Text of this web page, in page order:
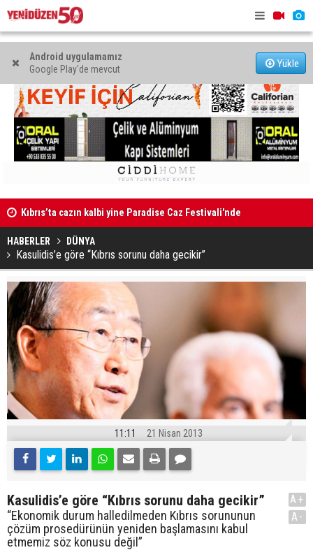
Android uygulamamız
Google Play'de mevcut
Yükle
Kıbrıs’ta cazın kalbi yine Paradise Caz Festivali'nde
atacak
HABERLER DÜNYA
Kasulidis’e göre “Kıbrıs sorunu daha gecikir”
11:11 21 Nisan 2013
Kasulidis’e göre “Kıbrıs sorunu daha gecikir”
“Ekonomik durum halledilmeden Kıbrıs sorununun
çözüm prosedürünün yeniden başlamasını kabul
etmemiz söz konusu değil”
A+
A-